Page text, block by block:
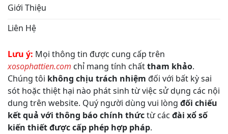
Giới Thiệu
Liên Hệ
Lưu ý: Mọi thông tin được cung cấp trên
xosophattien.com chỉ mang tính chấttham khảo.
Chúng tôi không chịu trách nhiệm đối với bất kỳ sai
sót hoặc thiệt hại nào phát sinh từ việc sử dụng các nội
dung trên website. Quý người dùng vui lòng đối chiếu
kết quả với thông báo chính thứctừ các đài xổ số
kiến thiết được cấp phép hợp pháp.